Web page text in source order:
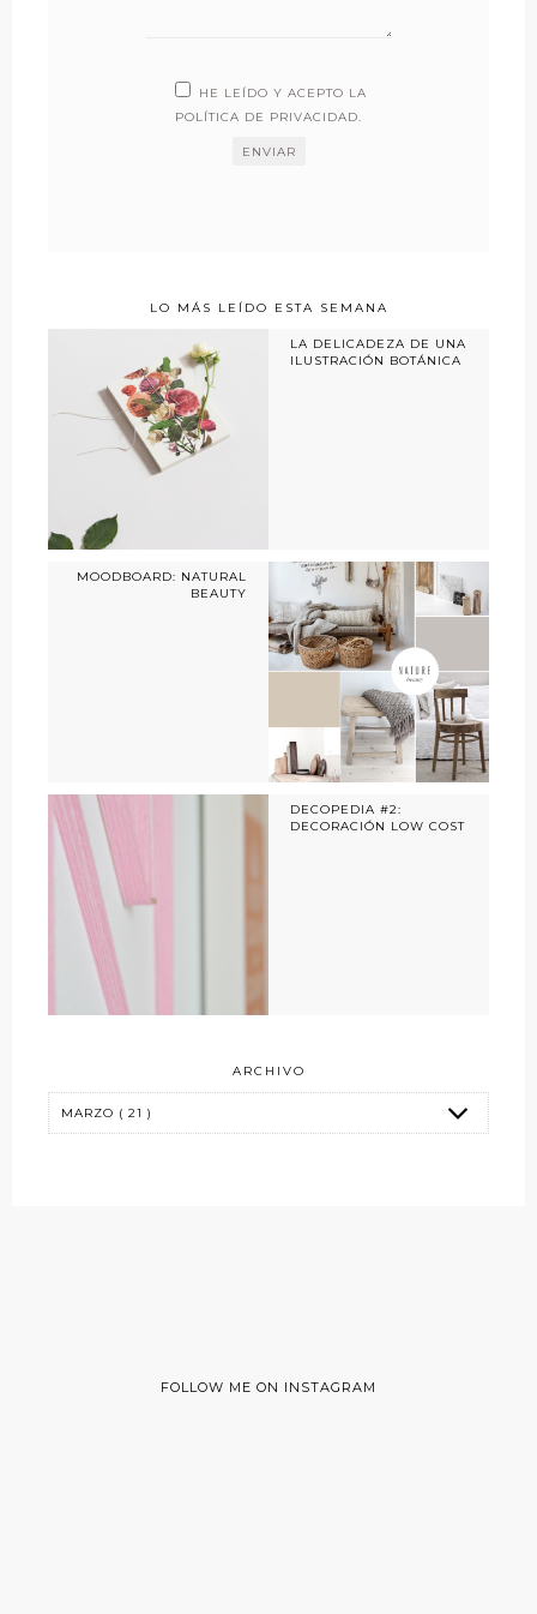
HE LEÍDO Y ACEPTO LA
POLÍTICA DE PRIVACIDAD.
LO MÁS LEÍDO ESTA SEMANA
LA DELICADEZA DE UNA
ILUSTRACIÓN BOTÁNICA
MOODBOARD: NATURAL
BEAUTY
DECOPEDIA #2:
DECORACIÓN LOW COST
ARCHIVO
FOLLOW ME ON INSTAGRAM